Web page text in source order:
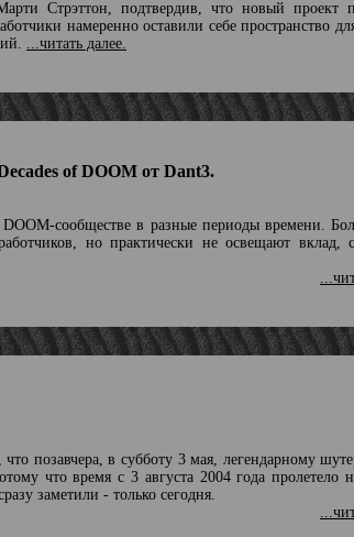
Стрэттон, подтвердив, что новый проект
намеренно оставили себе пространство
...читать далее.
of DOOM от Dant3.
сообществе в разные периоды времени.
но практически не освещают вклад,
позавчера, в субботу 3 мая, легендарному
что время с 3 августа 2004 года пролетело
заметили - только сегодня.